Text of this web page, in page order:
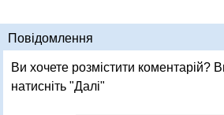
Повідомлення
Ви хочете розмістити коментарій?
натисніть "Далі"